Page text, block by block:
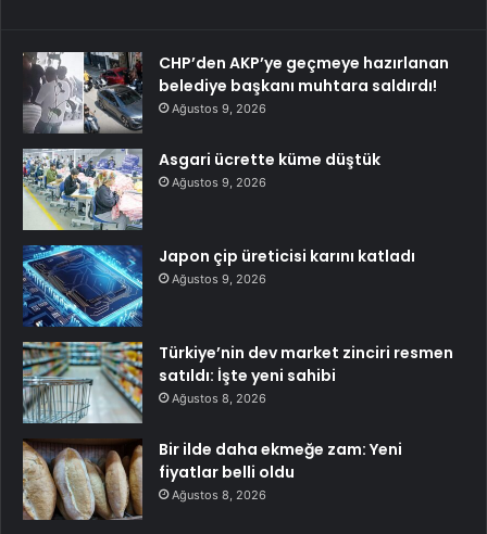
CHP’den AKP’ye geçmeye hazırlanan
belediye başkanı muhtara saldırdı!
Ağustos 9, 2026
Asgari ücrette küme düştük
Ağustos 9, 2026
Japon çip üreticisi karını katladı
Ağustos 9, 2026
Türkiye’nin dev market zinciri resmen
satıldı: İşte yeni sahibi
Ağustos 8, 2026
Bir ilde daha ekmeğe zam: Yeni
fiyatlar belli oldu
Ağustos 8, 2026